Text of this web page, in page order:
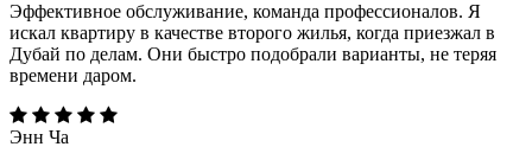
Эффективное обслуживание, команда профессионалов. Я
искал квартиру в качестве второго жилья, когда приезжал в
Дубай по делам. Они быстро подобрали варианты, не теряя
времени даром.
Энн Ча